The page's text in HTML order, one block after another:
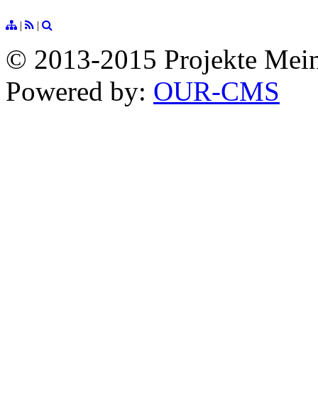
| |
© 2013-2015 Projekte
Powered by: OUR-CMS